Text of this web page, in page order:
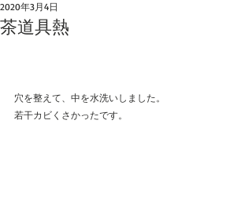
茶道具熱
2020年3月4日
穴を整えて、中を水洗いしました。
若干カビくさかったです。